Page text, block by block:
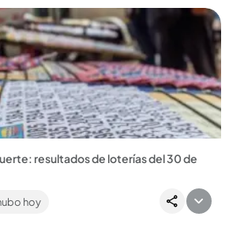
Compartir Noticia
resultados de loterías del 30 de
los números ganadores de las loterías
Tolima y Cruz Roja, pero también del
hoy